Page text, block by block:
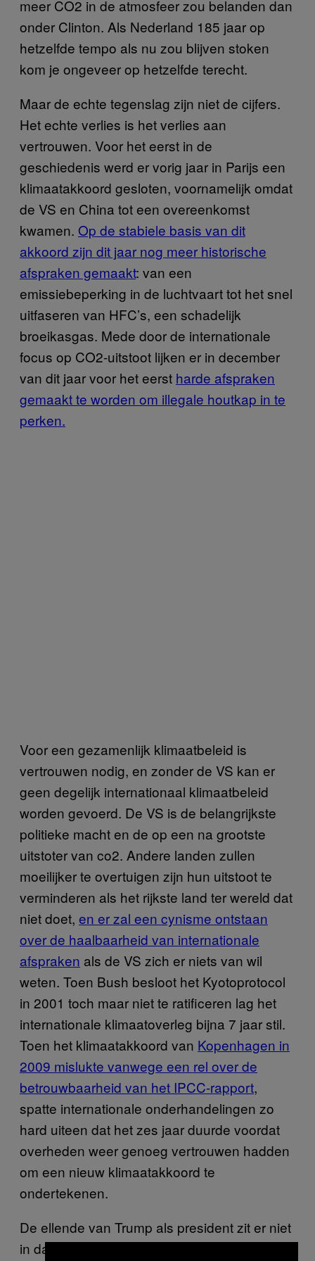
meer CO2 in de atmosfeer zou belanden dan
onder Clinton. Als Nederland 185 jaar op
hetzelfde tempo als nu zou blijven stoken
kom je ongeveer op hetzelfde terecht.
Maar de echte tegenslag zijn niet de cijfers.
Het echte verlies is het verlies aan
vertrouwen. Voor het eerst in de
geschiedenis werd er vorig jaar in Parijs een
klimaatakkoord gesloten, voornamelijk omdat
de VS en China tot een overeenkomst
kwamen. Op de stabiele basis van dit
akkoord zijn dit jaar nog meer historische
afspraken gemaakt: van een
emissiebeperking in de luchtvaart tot het snel
uitfaseren van HFC’s, een schadelijk
broeikasgas. Mede door de internationale
focus op CO2-uitstoot lijken er in december
van dit jaar voor het eerst harde afspraken
gemaakt te worden om illegale houtkap in te
perken.
Voor een gezamenlijk klimaatbeleid is
vertrouwen nodig, en zonder de VS kan er
geen degelijk internationaal klimaatbeleid
worden gevoerd. De VS is de belangrijkste
politieke macht en de op een na grootste
uitstoter van co2. Andere landen zullen
moeilijker te overtuigen zijn hun uitstoot te
verminderen als het rijkste land ter wereld dat
niet doet, en er zal een cynisme ontstaan
over de haalbaarheid van internationale
afspraken als de VS zich er niets van wil
weten. Toen Bush besloot het Kyotoprotocol
in 2001 toch maar niet te ratificeren lag het
internationale klimaatoverleg bijna 7 jaar stil.
Toen het klimaatakkoord van Kopenhagen in
2009 mislukte vanwege een rel over de
betrouwbaarheid van het IPCC-rapport,
spatte internationale onderhandelingen zo
hard uiteen dat het zes jaar duurde voordat
overheden weer genoeg vertrouwen hadden
om een nieuw klimaatakkoord te
ondertekenen.
De ellende van Trump als president zit er niet
in dat hij al het oude kapot zal maken. Dat